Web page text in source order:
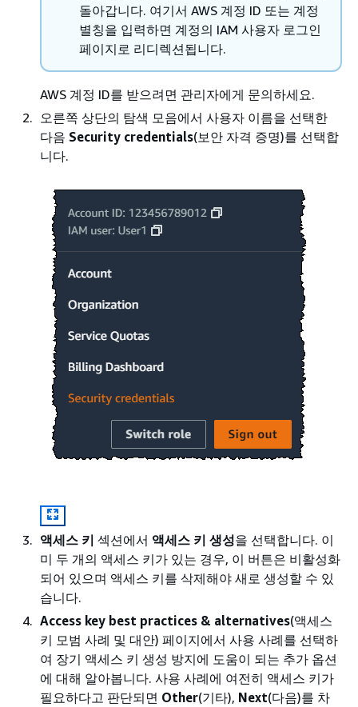
돌아갑니다. 여기서 AWS 계정 ID 또는 계정
별칭을 입력하면 계정의 IAM 사용자 로그인
페이지로 리디렉션됩니다.
AWS 계정 ID를 받으려면 관리자에게 문의하세요.
오른쪽 상단의 탐색 모음에서 사용자 이름을 선택한
다음 Security credentials(보안 자격 증명)를 선택합
니다.
액세스 키 섹션에서 액세스 키 생성을 선택합니다. 이
미 두 개의 액세스 키가 있는 경우, 이 버튼은 비활성화
되어 있으며 액세스 키를 삭제해야 새로 생성할 수 있
습니다.
Access key best practices & alternatives(액세스
키 모범 사례 및 대안) 페이지에서 사용 사례를 선택하
여 장기 액세스 키 생성 방지에 도움이 되는 추가 옵션
에 대해 알아봅니다. 사용 사례에 여전히 액세스 키가
필요하다고 판단되면 Other(기타), Next(다음)를 차